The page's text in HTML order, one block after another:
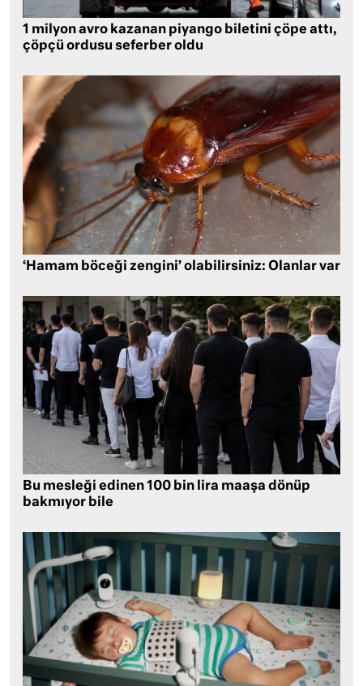
1 milyon avro kazanan piyango biletini çöpe attı,
çöpçü ordusu seferber oldu
‘Hamam böceği zengini’ olabilirsiniz: Olanlar var
Bu mesleği edinen 100 bin lira maaşa dönüp
bakmıyor bile